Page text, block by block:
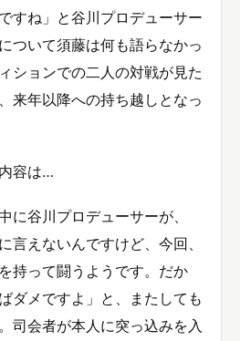
すね」と谷川プロデューサー
ついて須藤は何も語らなかっ
ションでの二人の対戦が見た
来年以降への持ち越しとなっ
容は…
に谷川プロデューサーが、
言えないんですけど、今回、
持って闘うようです。だか
ダメですよ」と、またしても
司会者が本人に突っ込みを入